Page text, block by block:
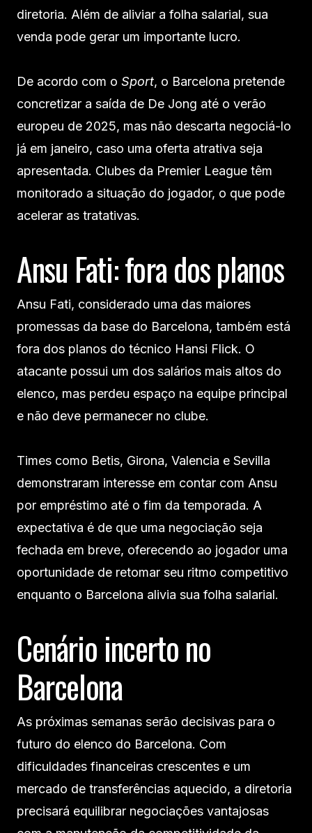
diretoria. Além de aliviar a folha salarial, sua
venda pode gerar um importante lucro.
De acordo com o Sport, o Barcelona pretende
concretizar a saída de De Jong até o verão
europeu de 2025, mas não descarta negociá-lo
já em janeiro, caso uma oferta atrativa seja
apresentada. Clubes da Premier League têm
monitorado a situação do jogador, o que pode
acelerar as tratativas.
Ansu Fati: fora dos planos
Ansu Fati, considerado uma das maiores
promessas da base do Barcelona, também está
fora dos planos do técnico Hansi Flick. O
atacante possui um dos salários mais altos do
elenco, mas perdeu espaço na equipe principal
e não deve permanecer no clube.
Times como Betis, Girona, Valencia e Sevilla
demonstraram interesse em contar com Ansu
por empréstimo até o fim da temporada. A
expectativa é de que uma negociação seja
fechada em breve, oferecendo ao jogador uma
oportunidade de retomar seu ritmo competitivo
enquanto o Barcelona alivia sua folha salarial.
Cenário incerto no
Barcelona
As próximas semanas serão decisivas para o
futuro do elenco do Barcelona. Com
dificuldades financeiras crescentes e um
mercado de transferências aquecido, a diretoria
precisará equilibrar negociações vantajosas